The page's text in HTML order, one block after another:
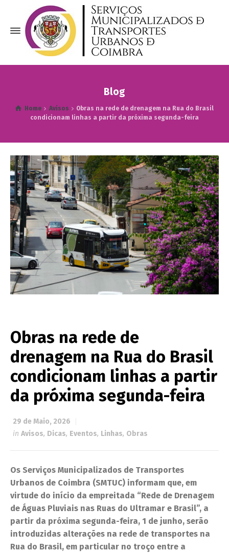
Blog
Home Avisos
Obras na rede de drenagem na Rua do Brasil
condicionam linhas a partir da próxima segunda-feira
Obras na rede de
drenagem na Rua do Brasil
condicionam linhas a partir
da próxima segunda-feira
29 de Maio, 2026
in Avisos, Dicas, Eventos, Linhas, Obras
Os Serviços Municipalizados de Transportes
Urbanos de Coimbra (SMTUC) informam que, em
virtude do início da empreitada “Rede de Drenagem
de Águas Pluviais nas Ruas do Ultramar e Brasil”, a
partir da próxima segunda-feira, 1 de junho, serão
introduzidas alterações na rede de transportes na
Rua do Brasil, em particular no troço entre a